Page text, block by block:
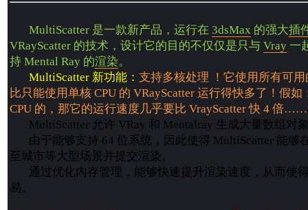
MultiScatter 是一款新产品，运行在 3dsMax 的强大插
VRayScatter 的技术，设计它的目的不仅仅是只与 Vray 一
持 Mental Ray 的渲染。
MultiScatter 新功能： 支持多核处理 ！它使用所有可
比只能使用单核 CPU 的 VRayScatter 运行得快多了！假
CPU 的，那它的运行速度几乎要比 VrayScatter 快 4 倍……
MultiScatter 允许 VRay 和 Mentalray 生成大量数组对
由于能够支持 64 位系统，因此使得 MultiScatter 能够
至城市等大型场景并提交渲染。
通过优化内存管理，能够快速提升渲染速度，从而使
易。